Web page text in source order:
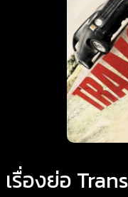
เรื่องย่อ